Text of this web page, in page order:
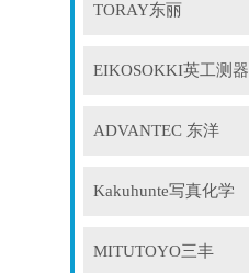
TORAY东丽
EIKOSOKKI英工测器
ADVANTEC 东洋
Kakuhunte写真化学
MITUTOYO三丰